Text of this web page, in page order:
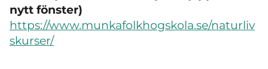
nytt fönster)
https://www.munkafolkhogskola.se/naturliv
skurser/